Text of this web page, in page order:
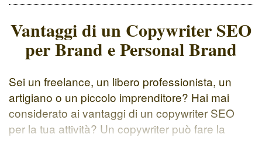
Vantaggi di un Copywriter SEO
per Brand e Personal Brand
Sei un freelance, un libero professionista, un
artigiano o un piccolo imprenditore? Hai mai
considerato ai vantaggi di un copywriter SEO
per la tua attività? Un copywriter può fare la